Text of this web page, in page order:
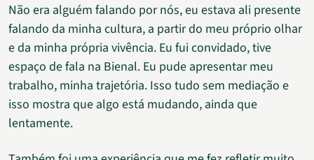
Não era alguém falando por nós, eu estava ali presente
falando da minha cultura, a partir do meu próprio olhar
e da minha própria vivência. Eu fui convidado, tive
espaço de fala na Bienal. Eu pude apresentar meu
trabalho, minha trajetória. Isso tudo sem mediação e
isso mostra que algo está mudando, ainda que
lentamente.